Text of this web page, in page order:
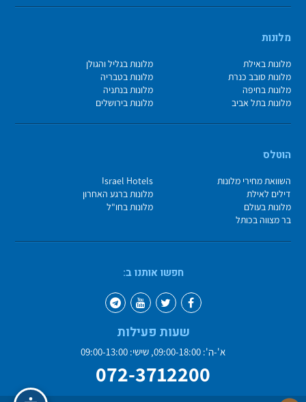
מלונות
מלונות באילת
מלונות בגליל והגולן
מלונות סובב כנרת
מלונות בטבריה
מלונות בחיפה
מלונות בנתניה
מלונות בתל אביב
מלונות בירושלים
הוטלס
השוואת מחירי מלונות
Israel Hotels
דילים לאילת
מלונות ברגע האחרון
מלונות בעולם
מלונות בחו"ל
בר מצווה בכותל
חפשו אותנו ב:
שעות פעילות
א'-ה': 09:00-18:00, שישי: 09:00-13:00
072-3712200